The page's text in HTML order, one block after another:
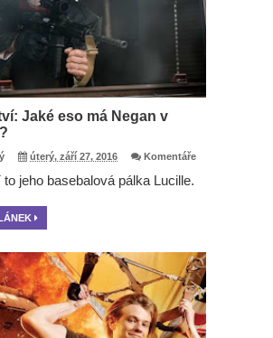
Jaké eso má Negan v
úterý, září 27, 2016 Komentáře
to jeho basebalová pálka Lucille.